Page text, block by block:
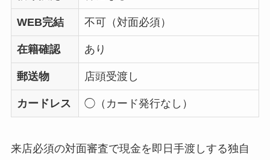
WEB完結 不可（対面必須）
在籍確認 あり
郵送物 店頭受渡し
カードレス ◯（カード発行なし）
来店必須の対面審査で現金を即日手渡しする独自